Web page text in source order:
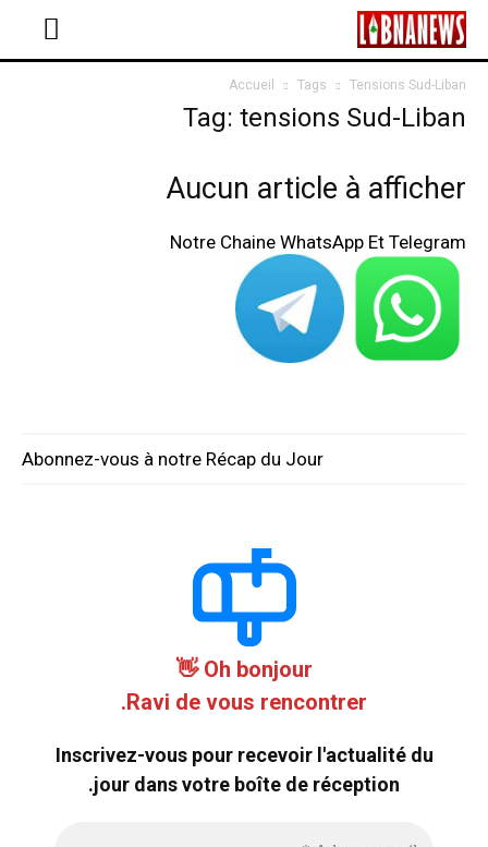
Accueil Tags Tensions Sud-Liban
Tag: tensions Sud-Liban
Aucun article à afficher
Notre Chaine WhatsApp Et Telegram
Abonnez-vous à notre Récap du Jour
Oh bonjour 👋
Ravi de vous rencontrer.
Inscrivez-vous pour recevoir l'actualité du
jour dans votre boîte de réception.